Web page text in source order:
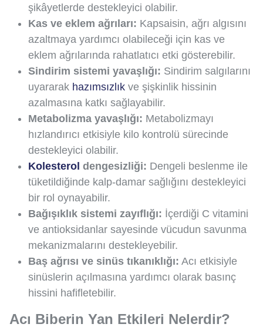
şikâyetlerde destekleyici olabilir.
Kas ve eklem ağrıları: Kapsaisin, ağrı algısını
azaltmaya yardımcı olabileceği için kas ve
eklem ağrılarında rahatlatıcı etki gösterebilir.
Sindirim sistemi yavaşlığı: Sindirim salgılarını
uyararak hazımsızlık ve şişkinlik hissinin
azalmasına katkı sağlayabilir.
Metabolizma yavaşlığı: Metabolizmayı
hızlandırıcı etkisiyle kilo kontrolü sürecinde
destekleyici olabilir.
Kolesterol dengesizliği: Dengeli beslenme ile
tüketildiğinde kalp-damar sağlığını destekleyici
bir rol oynayabilir.
Bağışıklık sistemi zayıflığı: İçerdiği C vitamini
ve antioksidanlar sayesinde vücudun savunma
mekanizmalarını destekleyebilir.
Baş ağrısı ve sinüs tıkanıklığı: Acı etkisiyle
sinüslerin açılmasına yardımcı olarak basınç
hissini hafifletebilir.
Acı Biberin Yan Etkileri Nelerdir?